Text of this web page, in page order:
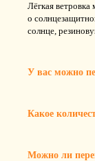
Лёгкая
о
солнце,
У вас можно
Какое
Можно ли